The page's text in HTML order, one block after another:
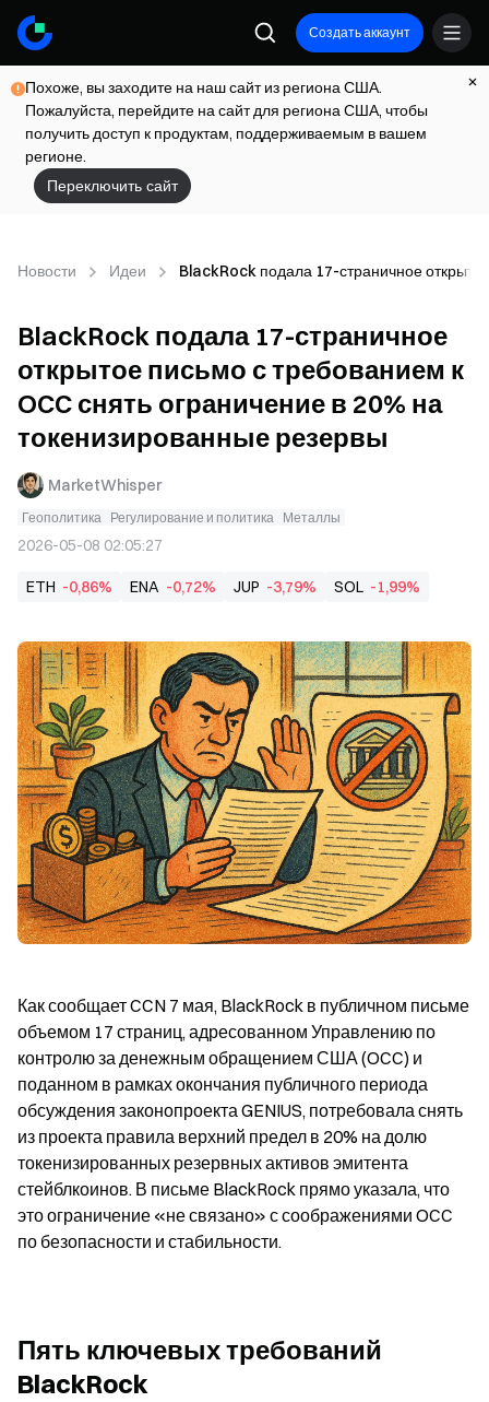
Создать аккаунт
Похоже, вы заходите на наш сайт из региона США.
Пожалуйста, перейдите на сайт для региона США, чтобы
получить доступ к продуктам, поддерживаемым в вашем
регионе.
Переключить сайт
Новости Идеи BlackRock подала 17-страничное
BlackRock подала 17-страничное
открытое письмо с требованием к
OCC снять ограничение в 20% на
токенизированные резервы
MarketWhisper
Геополитика Регулирование и политика Металлы
2026-05-08 02:05:27
ETH -0,86% ENA -0,72% JUP -3,79% SOL -1,99%
Как сообщает CCN 7 мая, BlackRock в публичном письме
объемом 17 страниц, адресованном Управлению по
контролю за денежным обращением США (OCC) и
поданном в рамках окончания публичного периода
обсуждения законопроекта GENIUS, потребовала снять
из проекта правила верхний предел в 20% на долю
токенизированных резервных активов эмитента
стейблкоинов. В письме BlackRock прямо указала, что
это ограничение «не связано» с соображениями OCC
по безопасности и стабильности.
Пять ключевых требований
BlackRock